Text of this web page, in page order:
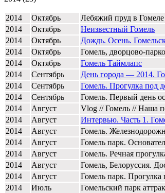
2014 Октябрь Лебяжий пруд в Гомеле
2014
Октябрь Неизвестный Гомель
2014
Октябрь Дождь. Осень.
2014
Октябрь Гомель, дворцово-
2014
Октябрь Гомель Таймлапс
2014
Сентябрь День города — 2014.
2014
Сентябрь Гомель. Прогулка под
2014
Сентябрь Гомель. Первый день
2014
Август Vlog // Гомель // Наша
2014
Август Интервью. Часть 1.
2014
Август Гомель.
2014
Август Гомель парк.
2014
Август Гомель. Речная
2014
Август Гомель, Белоруссия.
2014
Август Гомель парк. Прогулка
2014
Июль Гомельский парк